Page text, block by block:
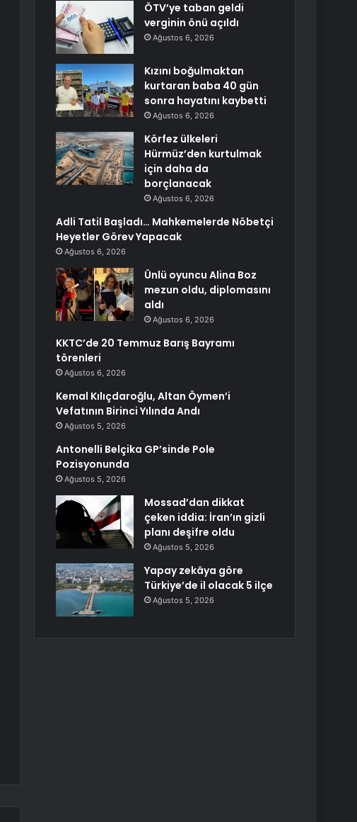
ÖTV’ye taban geldi
verginin önü açıldı
Ağustos 6, 2026
Kızını boğulmaktan
kurtaran baba 40 gün
sonra hayatını kaybetti
Ağustos 6, 2026
Körfez ülkeleri
Hürmüz’den kurtulmak
için daha da
borçlanacak
Ağustos 6, 2026
Adli Tatil Başladı… Mahkemelerde Nöbetçi
Heyetler Görev Yapacak
Ağustos 6, 2026
Ünlü oyuncu Alina Boz
mezun oldu, diplomasını
aldı
Ağustos 6, 2026
KKTC’de 20 Temmuz Barış Bayramı
törenleri
Ağustos 6, 2026
Kemal Kılıçdaroğlu, Altan Öymen’i
Vefatının Birinci Yılında Andı
Ağustos 5, 2026
Antonelli Belçika GP’sinde Pole
Pozisyonunda
Ağustos 5, 2026
Mossad’dan dikkat
çeken iddia: İran’ın gizli
planı deşifre oldu
Ağustos 5, 2026
Yapay zekâya göre
Türkiye’de il olacak 5 ilçe
Ağustos 5, 2026